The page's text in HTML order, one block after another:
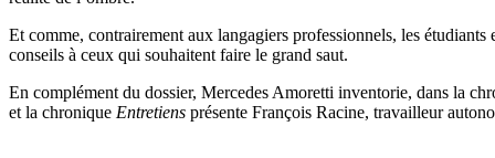
Et comme, contrairement aux langagiers professionnels, les
conseils à ceux qui souhaitent faire le grand saut.
En complément du dossier, Mercedes Amoretti inventorie, dans la
et la chronique Entretiens présente François Racine, travailleur